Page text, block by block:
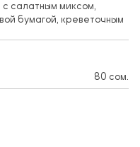
с салатным миксом,
бумагой, креветочным
80 сом.